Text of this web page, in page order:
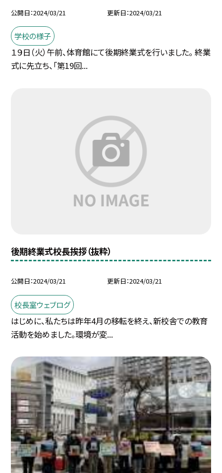
公開日 2024/03/21 更新日 2024/03/21
学校の様子
１９日（火）午前、体育館にて後期終業式を行いました。 終業
式に先立ち、「第19回...
後期終業式校長挨拶（抜粋）
公開日 2024/03/21 更新日 2024/03/21
校長室ウェブログ
はじめに、私たちは昨年4月の移転を終え、新校舎での教育
活動を始めました。環境が変...